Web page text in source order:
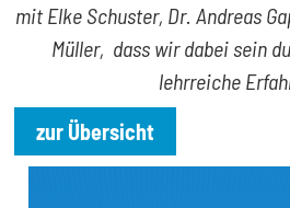
mit Elke Schuster, Dr. Andreas
Müller, dass wir dabei sein
lehrreiche
zur Übersicht